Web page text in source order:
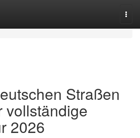
Straßen
vollständige
2026